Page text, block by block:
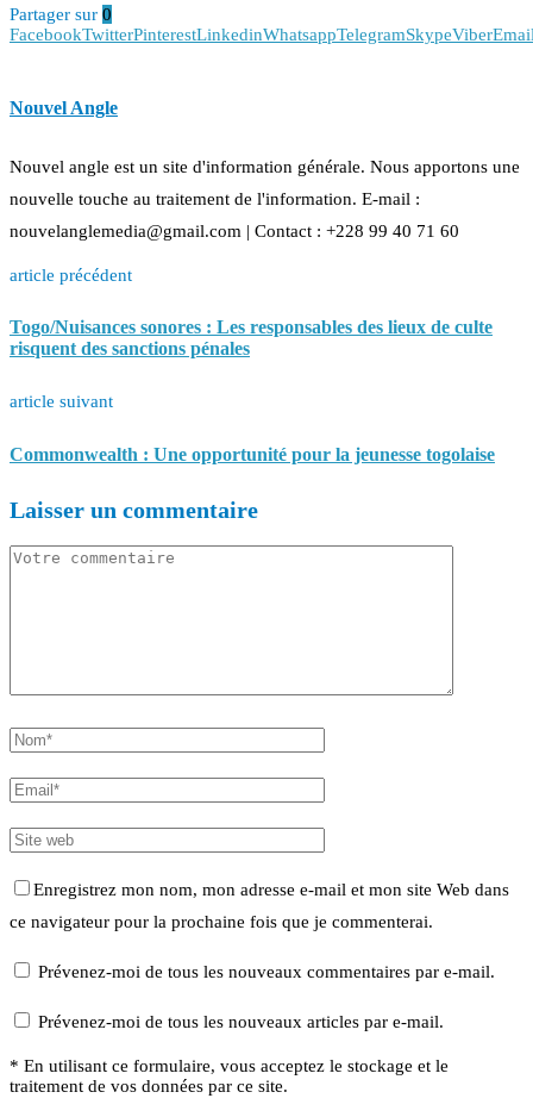
Partager sur 0
FacebookTwitterPinterestLinkedinWhatsappTelegramSkypeViber
Nouvel Angle
Nouvel angle est un site d'information générale. Nous apportons une
nouvelle touche au traitement de l'information. E-mail :
nouvelanglemedia@gmail.com | Contact : +228 99 40 71 60
article précédent
Togo/Nuisances sonores : Les responsables des lieux de culte
risquent des sanctions pénales
article suivant
Commonwealth : Une opportunité pour la jeunesse togolaise
Laisser un commentaire
Enregistrez mon nom, mon adresse e-mail et mon site Web dans
ce navigateur pour la prochaine fois que je commenterai.
Prévenez-moi de tous les nouveaux commentaires par e-mail.
Prévenez-moi de tous les nouveaux articles par e-mail.
* En utilisant ce formulaire, vous acceptez le stockage et le
traitement de vos données par ce site.